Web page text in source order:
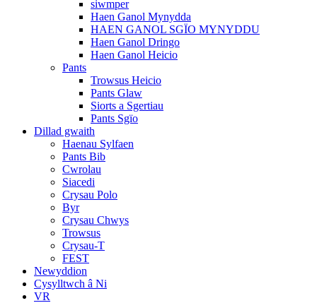
siwmper
Haen Ganol Mynydda
HAEN GANOL SGÏO MYNYDDU
Haen Ganol Dringo
Haen Ganol Heicio
Pants
Trowsus Heicio
Pants Glaw
Siorts a Sgertiau
Pants Sgïo
Dillad gwaith
Haenau Sylfaen
Pants Bib
Cwrolau
Siacedi
Crysau Polo
Byr
Crysau Chwys
Trowsus
Crysau-T
FEST
Newyddion
Cysylltwch â Ni
VR